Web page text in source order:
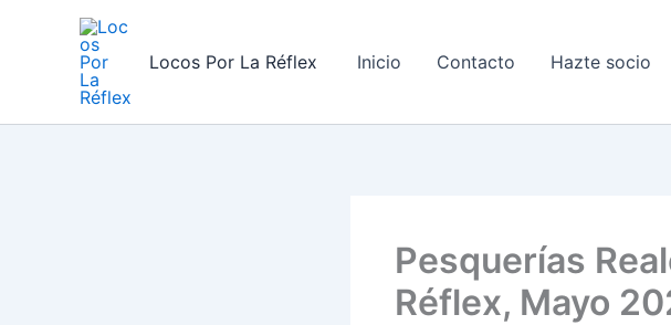
contenido
Locos Por La Réflex Inicio Contacto Hazte socio
Pesquerías
Réflex, Mayo